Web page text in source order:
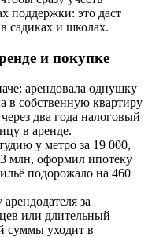
поддержки: это даст
садиках и школах.
и покупке
арендовала однушку
в собственную квартиру
два года налоговый
в аренде.
у метро за 19 000,
млн, оформил ипотеку
подорожало на 460
за
или длительный
суммы уходит в